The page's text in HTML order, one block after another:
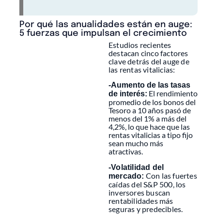
Por qué las anualidades están en auge:
5 fuerzas que impulsan el crecimiento
Estudios recientes
destacan cinco factores
clave detrás del auge de
las rentas vitalicias:
-Aumento de las tasas
de interés: El rendimiento
promedio de los bonos del
Tesoro a 10 años pasó de
menos del 1% a más del
4,2%, lo que hace que las
rentas vitalicias a tipo fijo
sean mucho más
atractivas.
-Volatilidad del
mercado: Con las fuertes
caídas del S&P 500, los
inversores buscan
rentabilidades más
seguras y predecibles.